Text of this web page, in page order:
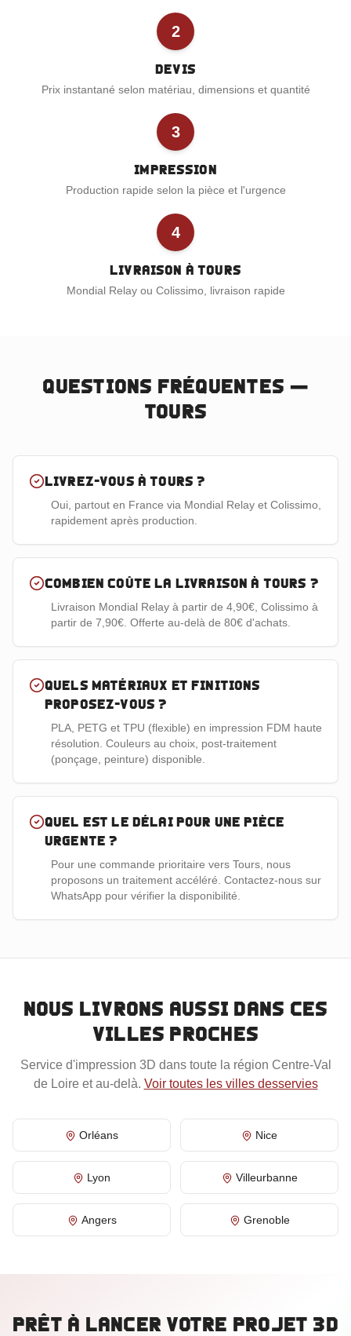
2
Devis
Prix instantané selon matériau, dimensions et quantité
3
Impression
Production rapide selon la pièce et l'urgence
4
Livraison à Tours
Mondial Relay ou Colissimo, livraison rapide
Questions fréquentes —
Tours
Livrez-vous à Tours ?
Oui, partout en France via Mondial Relay et Colissimo,
rapidement après production.
Combien coûte la livraison à Tours ?
Livraison Mondial Relay à partir de 4,90€, Colissimo à
partir de 7,90€. Offerte au-delà de 80€ d'achats.
Quels matériaux et finitions
proposez-vous ?
PLA, PETG et TPU (flexible) en impression FDM haute
résolution. Couleurs au choix, post-traitement
(ponçage, peinture) disponible.
Quel est le délai pour une pièce
urgente ?
Pour une commande prioritaire vers Tours, nous
proposons un traitement accéléré. Contactez-nous sur
WhatsApp pour vérifier la disponibilité.
Nous livrons aussi dans ces
villes proches
Service d'impression 3D dans toute la région Centre-Val
de Loire et au-delà. Voir toutes les villes desservies
Orléans Nice
Lyon Villeurbanne
Angers Grenoble
Prêt à lancer votre projet 3D